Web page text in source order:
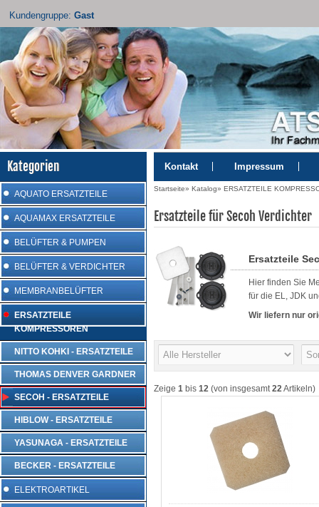
Kundengruppe: Gast
Kategorien
AQUATO ERSATZTEILE
AQUAMAX ERSATZTEILE
BELÜFTER & PUMPEN
BELÜFTER & VERDICHTER
MEMBRANBELÜFTER
ERSATZTEILE
KOMPRESSOREN
NITTO KOHKI - ERSATZTEILE
THOMAS DENVER GARDNER
SECOH - ERSATZTEILE
HIBLOW - ERSATZTEILE
YASUNAGA - ERSATZTEILE
BECKER - ERSATZTEILE
ELEKTROARTIKEL
Kontakt Impressum
Startseite» Katalog» ERSATZTEILE
Ersatzteile für Secoh Verdichter
Ersatzteile
Hier finden Sie
für die EL, JDK
Wir liefern nur
Zeige 1 bis 12 (von insgesamt22Artikeln)